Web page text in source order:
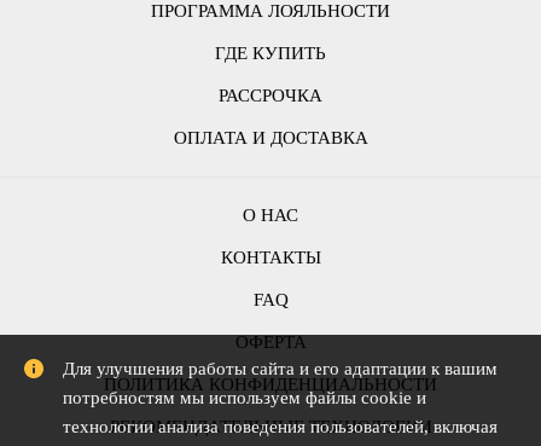
ПРОГРАММА ЛОЯЛЬНОСТИ
ГДЕ КУПИТЬ
РАССРОЧКА
ОПЛАТА И ДОСТАВКА
О НАС
КОНТАКТЫ
FAQ
ОФЕРТА
ПОЛИТИКА КОНФИДЕНЦИАЛЬНОСТИ
РЕКОМЕНДАТЕЛЬНЫЕ ТЕХНОЛОГИИ
Для улучшения работы сайта и его адаптации к вашим
потребностям мы используем файлы cookie и
технологии анализа поведения пользователей, включая